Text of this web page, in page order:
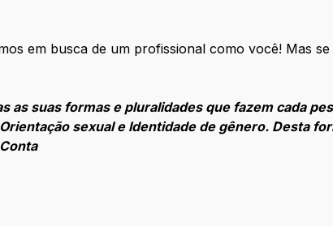
em busca de um profissional como você! Mas
as suas formas e pluralidades que fazem cada
sexual e Identidade de gênero. Desta